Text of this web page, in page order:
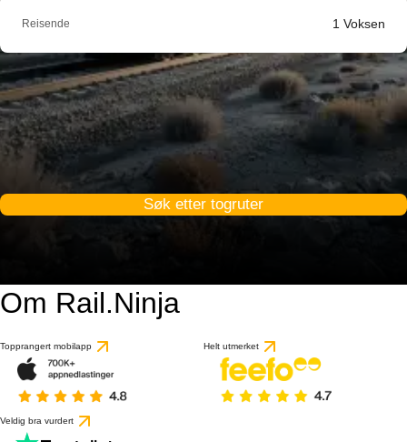
Reisende 1 Voksen
Søk etter togruter
Om Rail.Ninja
Topprangert mobilapp Helt utmerket
Veldig bra vurdert